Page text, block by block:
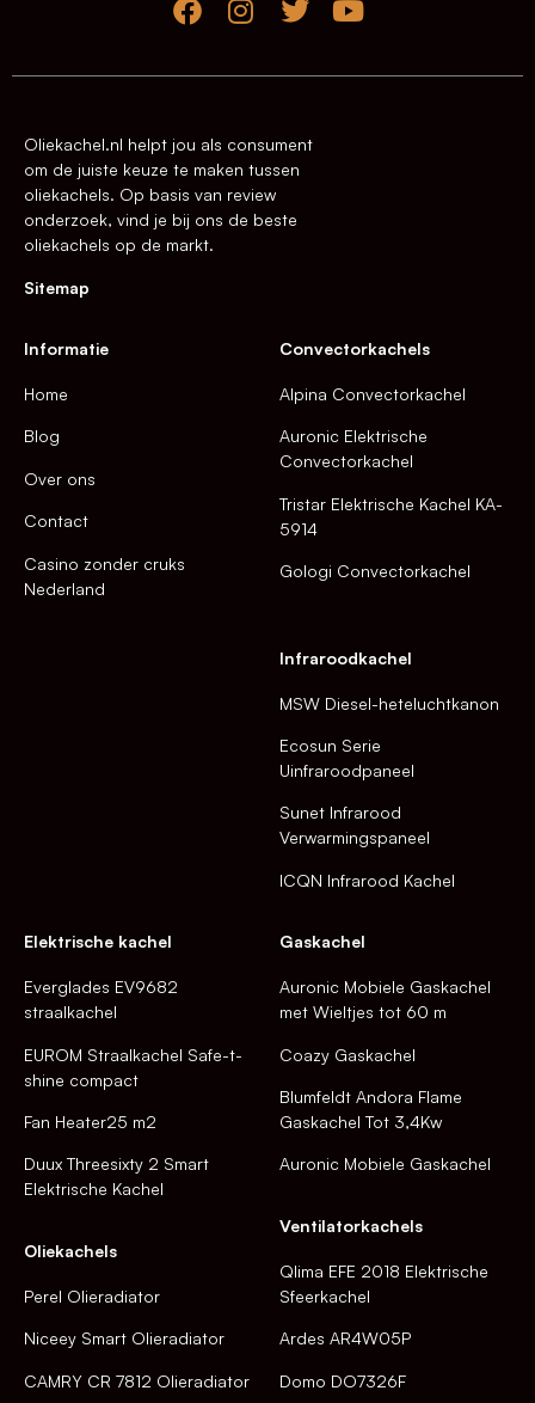
Oliekachel.nl helpt jou als consument
om de juiste keuze te maken tussen
oliekachels. Op basis van review
onderzoek, vind je bij ons de beste
oliekachels op de markt.
Sitemap
Informatie
Home
Blog
Over ons
Contact
Casino zonder cruks
Nederland
Convectorkachels
Alpina Convectorkachel
Auronic Elektrische
Convectorkachel
Tristar Elektrische Kachel KA-
5914
Gologi Convectorkachel
Infraroodkachel
MSW Diesel-heteluchtkanon
Ecosun Serie
Uinfraroodpaneel
Sunet Infrarood
Verwarmingspaneel
ICQN Infrarood Kachel
Elektrische kachel
Everglades EV9682
straalkachel
EUROM Straalkachel Safe-t-
shine compact
Fan Heater25 m2
Duux Threesixty 2 Smart
Elektrische Kachel
Oliekachels
Perel Olieradiator
Niceey Smart Olieradiator
CAMRY CR 7812 Olieradiator
Gaskachel
Auronic Mobiele Gaskachel
met Wieltjes tot 60 m
Coazy Gaskachel
Blumfeldt Andora Flame
Gaskachel Tot 3,4Kw
Auronic Mobiele Gaskachel
Ventilatorkachels
Qlima EFE 2018 Elektrische
Sfeerkachel
Ardes AR4W05P
Domo DO7326F